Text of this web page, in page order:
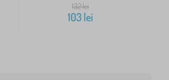
132lei
103lei